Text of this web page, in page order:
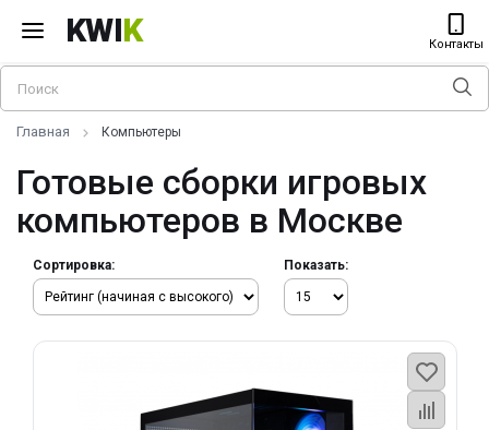
KWIK Контакты
Главная Компьютеры
Готовые сборки игровых
компьютеров в Москве
Сортировка: Показать: